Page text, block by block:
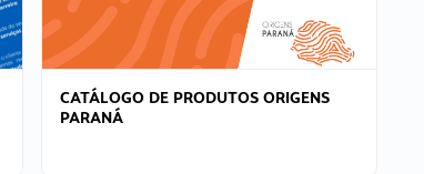
CATÁLOGO DE PRODUTOS ORIGENS
PARANÁ